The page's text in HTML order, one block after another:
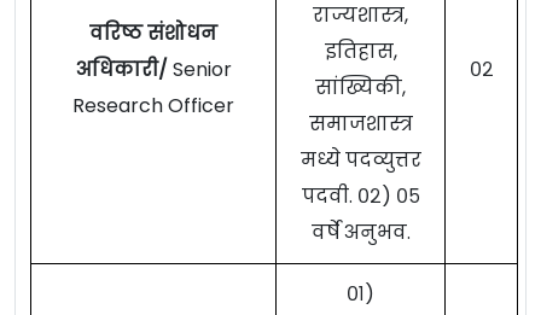
वरिष्ठ संशोधन
अधिकारी/ Senior
Research Officer
राज्यशास्त्र,
इतिहास,
सांख्यिकी,
समाजशास्त्र
मध्ये पदव्युत्तर
पदवी. ०२) ०५
वर्षे अनुभव.
०२
०१)